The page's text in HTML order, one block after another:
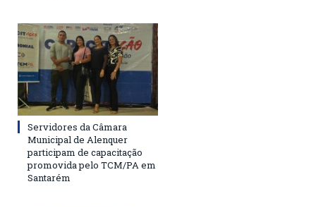
Servidores da Câmara
Municipal de Alenquer
participam de capacitação
promovida pelo TCM/PA em
Santarém